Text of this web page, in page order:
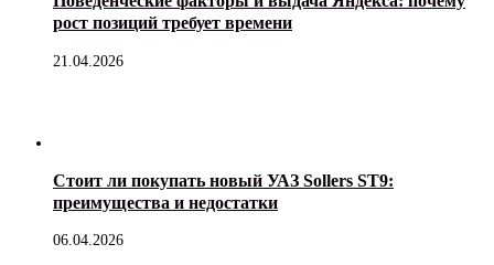
рост позиций требует времени
21.04.2026
Стоит ли покупать новый УАЗ Sollers ST9:
преимущества и недостатки
06.04.2026